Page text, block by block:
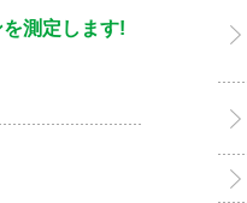
測定します!